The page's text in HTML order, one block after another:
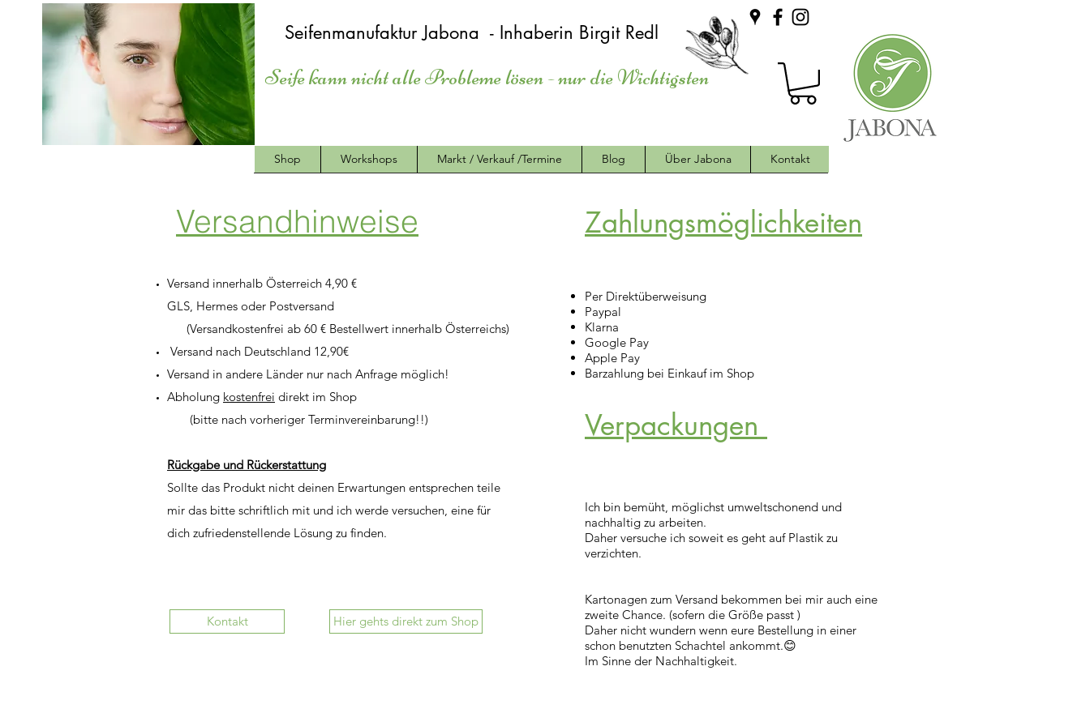
Seifenmanufaktur Jabona - Inhaberin Birgit Redl
Seife kann nicht alle Probleme lösen - nur die Wichtigsten
Shop Workshops Markt / Verkauf /Termine Blog Über Jabona Kontakt
Versandhinweise Zahlungsmöglichkeiten
Versand innerhalb Österreich 4,90 €
GLS, Hermes oder Postversand
(Versandkostenfrei ab 60 € Bestellwert innerhalb Österreichs)
Versand nach Deutschland 12,90€
Versand in andere Länder nur nach Anfrage möglich!
Abholung kostenfrei direkt im Shop
(bitte nach vorheriger Terminvereinbarung!!)
Rückgabe und Rückerstattung
Sollte das Produkt nicht deinen Erwartungen entsprechen teile
mir das bitte schriftlich mit und ich werde versuchen, eine für
dich zufriedenstellende Lösung zu finden.
Kontakt Hier gehts direkt zum Shop
Per Direktüberweisung
Paypal
Klarna
Google Pay
Apple Pay
Barzahlung bei Einkauf im Shop
Verpackungen
Ich bin bemüht, möglichst umweltschonend und
nachhaltig zu arbeiten.
Daher versuche ich soweit es geht auf Plastik zu
verzichten.
Kartonagen zum Versand bekommen bei mir auch eine
zweite Chance. (sofern die Größe passt )
Daher nicht wundern wenn eure Bestellung in einer
schon benutzten Schachtel ankommt.😊
Im Sinne der Nachhaltigkeit.